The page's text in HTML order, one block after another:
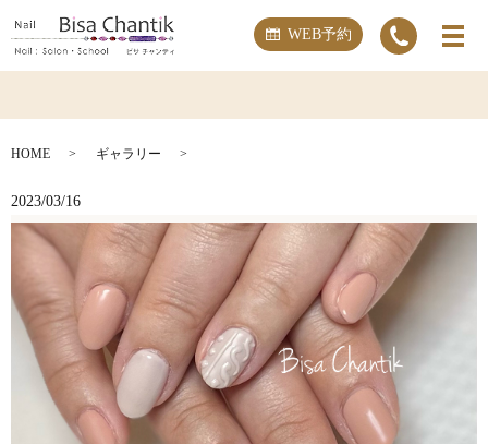
WEB予約
HOME ギャラリー
2023/03/16